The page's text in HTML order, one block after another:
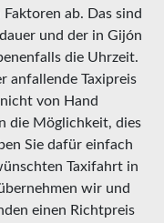
ab. Das sind
und der in Gijón
die Uhrzeit.
anfallende Taxipreis
von Hand
die Möglichkeit, dies
Sie dafür einfach
Taxifahrt in
wir und
einen Richtpreis